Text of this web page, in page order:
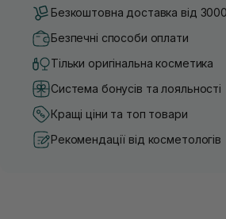
Безкоштовна доставка від
Безпечні способи оплати
Тільки оригінальна косметика
Система бонусів та лояльності
Кращі ціни та топ товари
Рекомендації від косметологів